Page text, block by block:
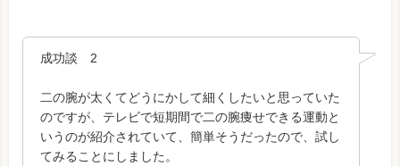
成功談 2
二の腕が太くてどうにかして細くしたいと思っていた
のですが、テレビで短期間で二の腕痩せできる運動と
いうのが紹介されていて、簡単そうだったので、試し
てみることにしました。